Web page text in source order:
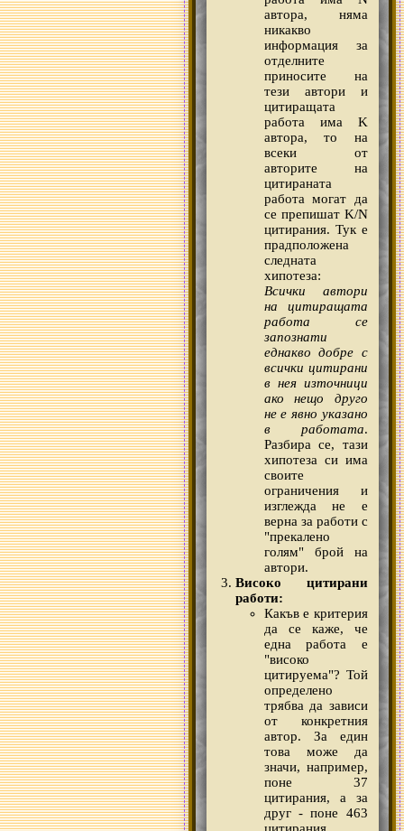
автора, няма
никакво
информация за
отделните
приносите на
тези автори и
цитиращата
работа има K
автора, то на
всеки от
авторите на
цитираната
работа могат да
се препишат K/N
цитирания. Тук е
прадположена
следната
хипотеза:
Всички автори
на цитиращата
работа се
запознати
еднакво добре с
всички цитирани
в нея източници
ако нещо друго
не е явно указано
в работата.
Разбира се, тази
хипотеза си има
своите
ограничения и
изглежда не е
верна за работи с
"прекалено
голям" брой на
автори.
Високо цитирани
работи:
Какъв е критерия
да се каже, че
една работа е
"високо
цитируема"? Той
определено
трябва да зависи
от конкретния
автор. За един
това може да
значи, например,
поне 37
цитирания, а за
друг - поне 463